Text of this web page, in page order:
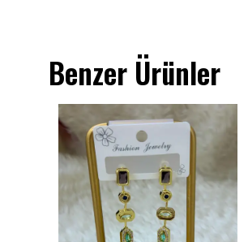
Benzer Ürünler